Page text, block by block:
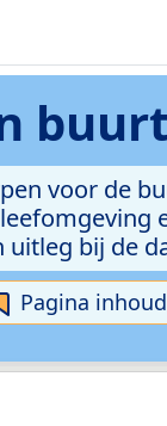
voor de
uitleg bij de
Pagina